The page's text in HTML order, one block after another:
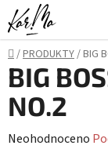
Přejít
na
obsah
Domů
/PRODUKTY/BIG
BIG
NO.2
Průměrné
Neohodnoceno